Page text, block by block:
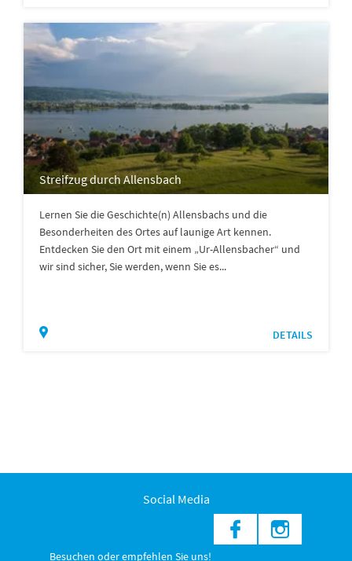
Streifzug durch Allensbach
Lernen Sie die Geschichte(n) Allensbachs und die
Besonderheiten des Ortes auf launige Art kennen.
Entdecken Sie den Ort mit einem „Ur-Allensbacher“ und
wir sind sicher, Sie werden, wenn Sie es...
DETAILS
Social Media
Besuchen oder empfehlen Sie uns!